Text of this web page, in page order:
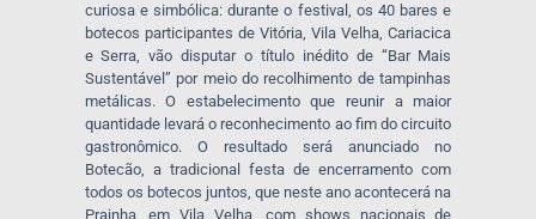
curiosa e simbólica: durante o festival, os 40 bares e
botecos participantes de Vitória, Vila Velha, Cariacica
e Serra, vão disputar o título inédito de “Bar Mais
Sustentável” por meio do recolhimento de tampinhas
metálicas. O estabelecimento que reunir a maior
quantidade levará o reconhecimento ao fim do circuito
gastronômico. O resultado será anunciado no
Botecão, a tradicional festa de encerramento com
todos os botecos juntos, que neste ano acontecerá na
Prainha, em Vila Velha, com shows nacionais de